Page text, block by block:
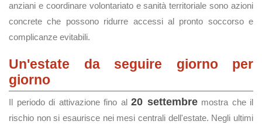
anziani e coordinare volontariato e sanità territoriale sono azioni
concrete che possono ridurre accessi al pronto soccorso e
complicanze evitabili.
Un'estate da seguire giorno per
giorno
Il periodo di attivazione fino al 20 settembremostra che il
rischio non si esaurisce nei mesi centrali dell'estate. Negli ultimi